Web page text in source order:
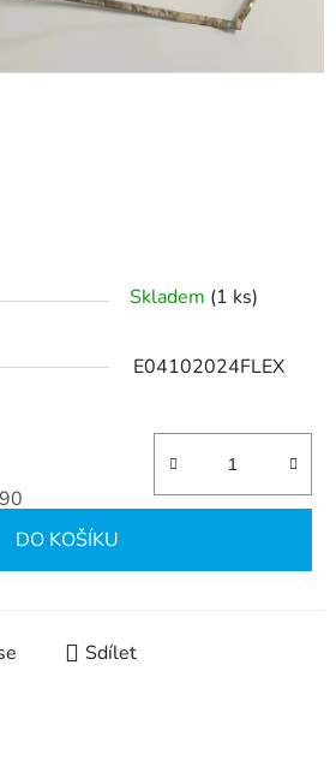
Skladem (1 ks)
E04102024FLEX
DO KOŠÍKU
Sdílet